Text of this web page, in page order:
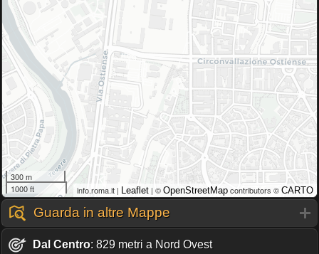
300 m
1000 ft
info.roma.it | Leaflet | © OpenStreetMap contributors © CARTO
Guarda in altre Mappe
Dal Centro: 829 metri a Nord Ovest